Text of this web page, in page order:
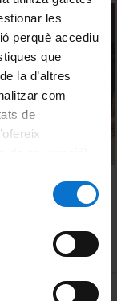
les
perquè accediu
que
la d’altres
com
de
de la
Facultat de
MENÚ PEU 1